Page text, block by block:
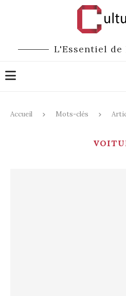
L'Essentiel
Accueil Mots-clés